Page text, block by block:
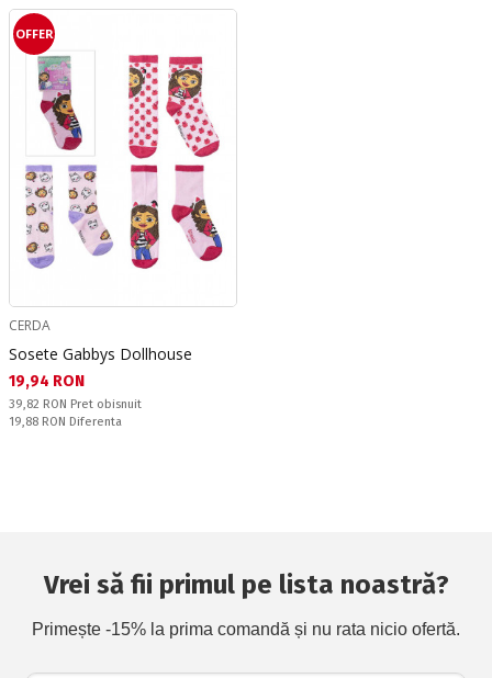
OFFER
CERDA
Sosete Gabbys Dollhouse
Текуща цена:
19,94 RON
Pret obisnuit:
39,82 RON Pret obisnuit
Спестявате:
19,88 RON Diferenta
Vrei să fii primul pe lista noastră?
Primește -15% la prima comandă și nu rata nicio ofertă.